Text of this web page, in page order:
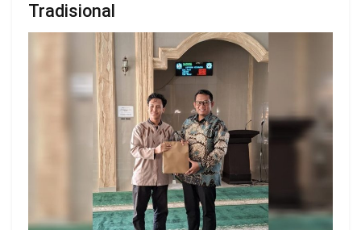
Tradisional